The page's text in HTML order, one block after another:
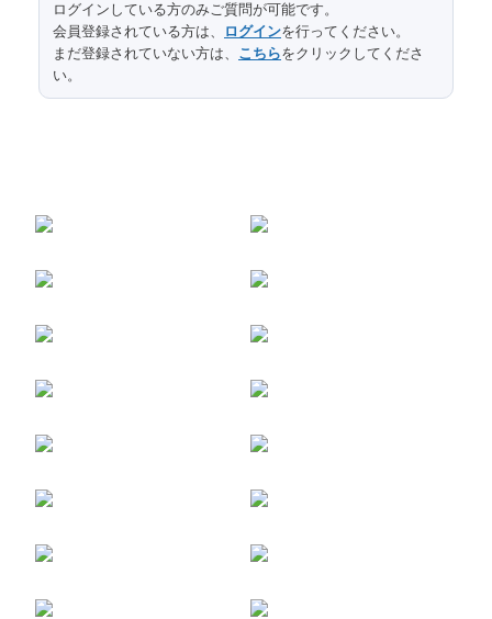
幅 31
ログインしている方のみご質問が可能です。
会員登録されている方は、
ログインを行ってください。
まだ登録されていない方は、 こちらをクリックしてくださ
い。